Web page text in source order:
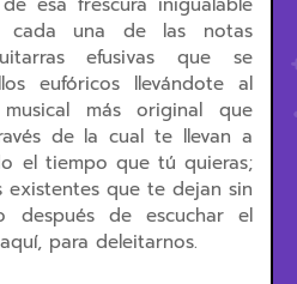
una de las notas
efusivas que se
eufóricos llevándote al
más original que
de la cual te llevan a
el tiempo que tú quieras;
existentes que te dejan sin
después de escuchar el
para deleitarnos.